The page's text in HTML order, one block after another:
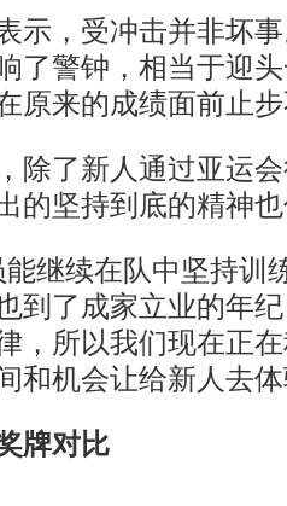
，受冲击并非坏事
了警钟，相当于迎
原来的成绩面前止
了新人通过亚运会
的坚持到底的精神
续在队中坚持训
到了成家立业的年
，所以我们现在正
和机会让给新人去
对比